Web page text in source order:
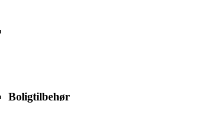
Boligtilbehør